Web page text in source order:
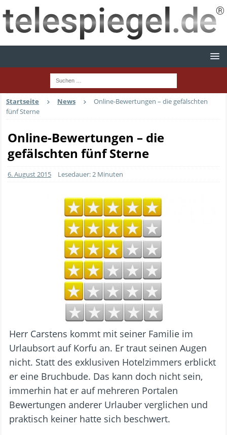
Startseite News
Online-Bewertungen – die gefälschten
fünf Sterne
Online-Bewertungen – die
gefälschten fünf Sterne
6. August 2015 Lesedauer: 2 Minuten
Herr Carstens kommt mit seiner Familie im
Urlaubsort auf Korfu an. Er traut seinen Augen
nicht. Statt des exklusiven Hotelzimmers erblickt
er eine Bruchbude. Das kann doch nicht sein,
immerhin hat er auf mehreren Portalen
Bewertungen anderer Urlauber verglichen und
praktisch keiner hatte sich beschwert.